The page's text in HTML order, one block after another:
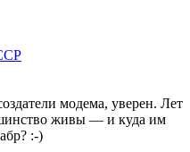
модема, уверен. Лет
живы — и куда им
:-)